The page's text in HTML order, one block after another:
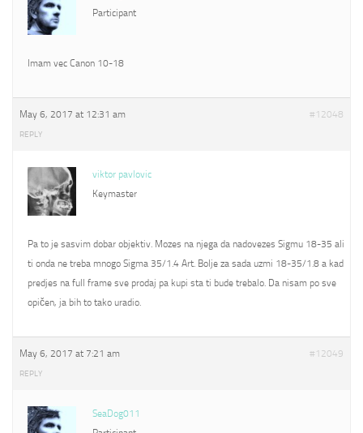
Participant
Imam vec Canon 10-18
May 6, 2017 at 12:31 am #12048
REPLY
viktor pavlovic
Keymaster
Pa to je sasvim dobar objektiv. Mozes na njega da nadovezes Sigmu 18-35 ali
ti onda ne treba mnogo Sigma 35/1.4 Art. Bolje za sada uzmi 18-35/1.8 a kad
predjes na full frame sve prodaj pa kupi sta ti bude trebalo. Da nisam po sve
opičen, ja bih to tako uradio.
May 6, 2017 at 7:21 am #12049
REPLY
SeaDog011